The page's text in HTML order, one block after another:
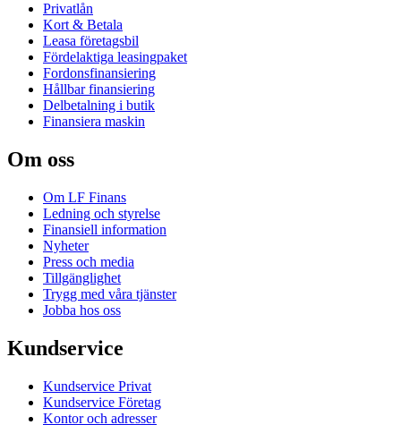
Privatlån
Kort & Betala
Leasa företagsbil
Fördelaktiga leasingpaket
Fordonsfinansiering
Hållbar finansiering
Delbetalning i butik
Finansiera maskin
Om oss
Om LF Finans
Ledning och styrelse
Finansiell information
Nyheter
Press och media
Tillgänglighet
Trygg med våra tjänster
Jobba hos oss
Kundservice
Kundservice Privat
Kundservice Företag
Kontor och adresser